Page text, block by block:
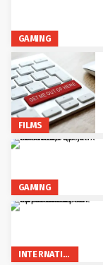
GAMING
FILMS
GAMING
INTERNATIONAL